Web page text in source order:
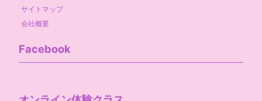
サイトマップ
会社概要
Facebook